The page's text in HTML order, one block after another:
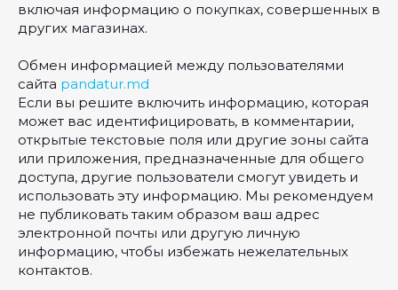
включая информацию о покупках, совершенных в
других магазинах.
Обмен информацией между пользователями
сайта pandatur.md
Если вы решите включить информацию, которая
может вас идентифицировать, в комментарии,
открытые текстовые поля или другие зоны сайта
или приложения, предназначенные для общего
доступа, другие пользователи смогут увидеть и
использовать эту информацию. Мы рекомендуем
не публиковать таким образом ваш адрес
электронной почты или другую личную
информацию, чтобы избежать нежелательных
контактов.